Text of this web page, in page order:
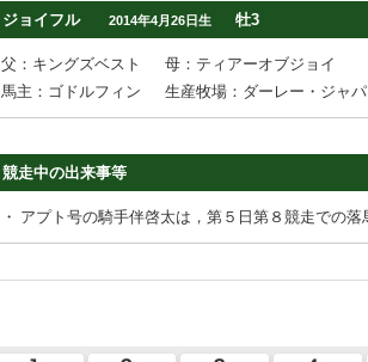
ジョイフル
2014年4月26日生 牡3
父：キングズベスト
母：ティアーオブジョイ
馬主：ゴドルフィン
生産牧場：ダーレー・ジャ
競走中の出来事等
・ アプト号の騎手伴啓太は，第５日第８競走での